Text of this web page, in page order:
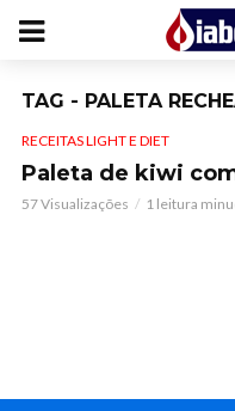
TAG - PALETA
RECEITAS LIGHT E DIET
Paleta de kiwi
57 Visualizações 1 leitura